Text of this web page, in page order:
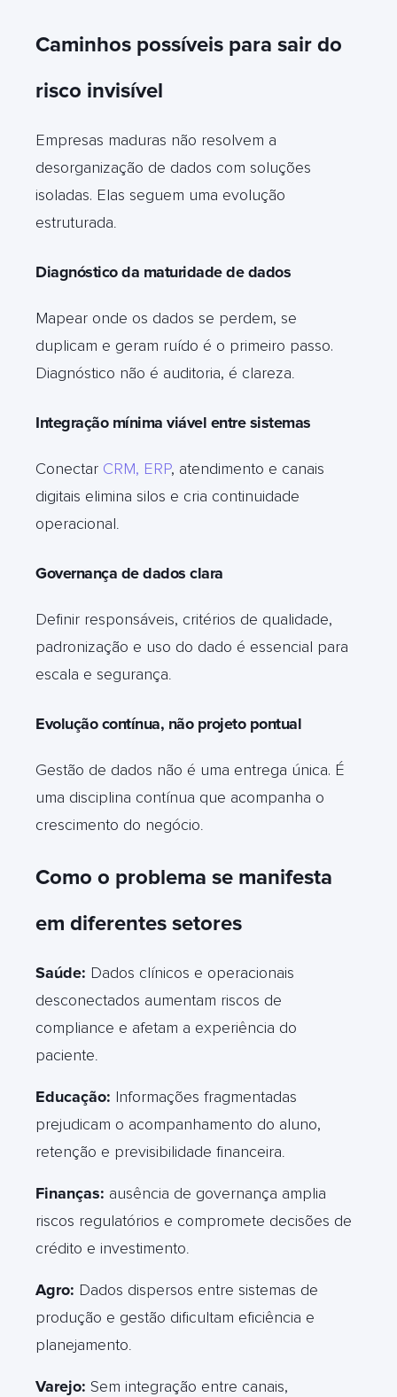
Caminhos possíveis para sair do
risco invisível
Empresas maduras não resolvem a
desorganização de dados com soluções
isoladas. Elas seguem uma evolução
estruturada.
Diagnóstico da maturidade de dados
Mapear onde os dados se perdem, se
duplicam e geram ruído é o primeiro passo.
Diagnóstico não é auditoria, é clareza.
Integração mínima viável entre sistemas
Conectar CRM, ERP, atendimento e canais
digitais elimina silos e cria continuidade
operacional.
Governança de dados clara
Definir responsáveis, critérios de qualidade,
padronização e uso do dado é essencial para
escala e segurança.
Evolução contínua, não projeto pontual
Gestão de dados não é uma entrega única. É
uma disciplina contínua que acompanha o
crescimento do negócio.
Como o problema se manifesta
em diferentes setores
Saúde: Dados clínicos e operacionais
desconectados aumentam riscos de
compliance e afetam a experiência do
paciente.
Educação: Informações fragmentadas
prejudicam o acompanhamento do aluno,
retenção e previsibilidade financeira.
Finanças: ausência de governança amplia
riscos regulatórios e compromete decisões de
crédito e investimento.
Agro: Dados dispersos entre sistemas de
produção e gestão dificultam eficiência e
planejamento.
Varejo: Sem integração entre canais,